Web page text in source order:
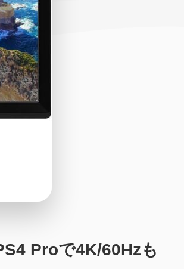
Proで4K/60Hzも